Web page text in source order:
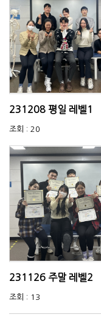
231208 평일 레벨1
조회 : 20
231126 주말 레벨2
조회 : 13